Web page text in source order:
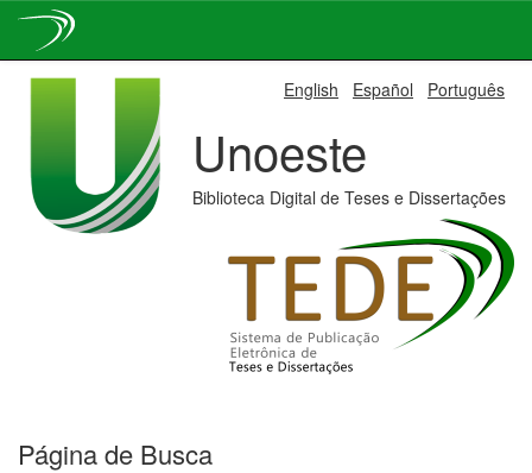
English Español Português
Unoeste
Biblioteca Digital de Teses e Dissertações
Página de Busca